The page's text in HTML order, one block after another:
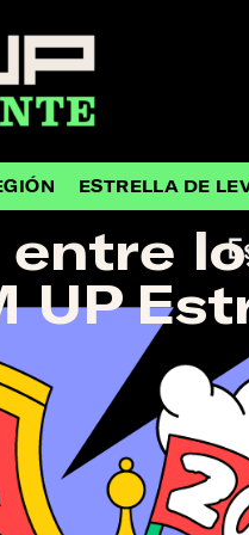
ESTRELLA DE
entre
UP